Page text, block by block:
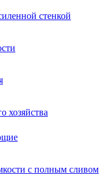
стенкой
хозяйства
с полным сливом